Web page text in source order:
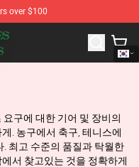
over $100
Bob Does Sports
구에 대한 기어 및 장비의
. 농구에서 축구, 테니스에
최고 수준의 품질과 탁월한
서 찾고있는 것을 정확하게